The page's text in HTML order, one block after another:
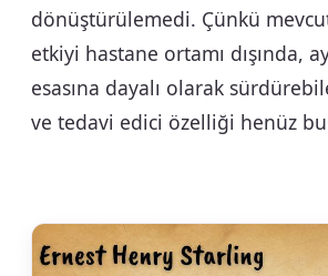
dönüştürülemedi. Çünkü
etkiyi hastane ortamı dışında,
esasına dayalı olarak
ve tedavi edici özelliği henüz